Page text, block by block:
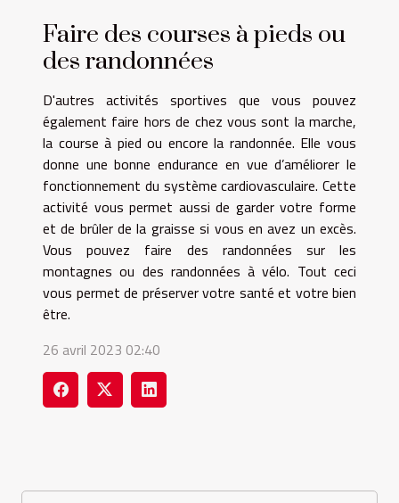
Faire des courses à pieds ou
des randonnées
D'autres activités sportives que vous pouvez
également faire hors de chez vous sont la marche,
la course à pied ou encore la randonnée. Elle vous
donne une bonne endurance en vue d’améliorer le
fonctionnement du système cardiovasculaire. Cette
activité vous permet aussi de garder votre forme
et de brûler de la graisse si vous en avez un excès.
Vous pouvez faire des randonnées sur les
montagnes ou des randonnées à vélo. Tout ceci
vous permet de préserver votre santé et votre bien
être.
26 avril 2023 02:40